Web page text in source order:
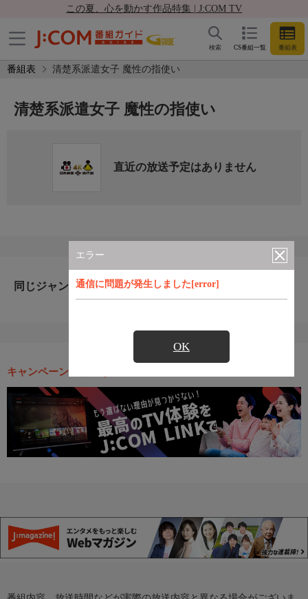
この夏、心を動かす作品特集 | J:COM TV
CS番組一覧 番組表
検索
番組表 清楚系派遣女子 魔性の指使い
エラー
通信に問題が発生しました[error]
OK
清楚系派遣女子 魔性の指使い
直近の放送予定はありません
同じジャンルのおすすめ番組
キャンペーン・お得な情報